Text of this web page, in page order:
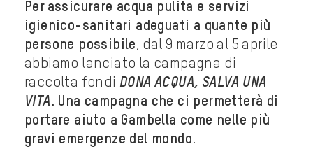
Per assicurare acqua pulita e servizi
igienico-sanitari adeguati a quante più
persone possibile, dal 9 marzo al 5 aprile
abbiamo lanciato la campagna di
raccolta fondi DONA ACQUA, SALVA UNA
VITA. Una campagna che ci permetterà di
portare aiuto a Gambella come nelle più
gravi emergenze del mondo.